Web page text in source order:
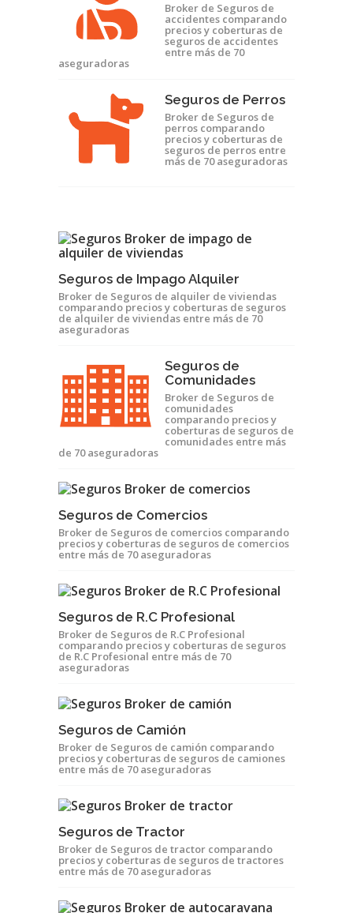
Broker de Seguros de
accidentes comparando
precios y coberturas de
seguros de accidentes
entre más de 70
aseguradoras
Seguros de Perros
Broker de Seguros de
perros comparando
precios y coberturas de
seguros de perros entre
más de 70 aseguradoras
Seguros de Impago Alquiler
Broker de Seguros de alquiler de viviendas
comparando precios y coberturas de seguros
de alquiler de viviendas entre más de 70
aseguradoras
Seguros de
Comunidades
Broker de Seguros de
comunidades
comparando precios y
coberturas de seguros de
comunidades entre más
de 70 aseguradoras
Seguros de Comercios
Broker de Seguros de comercios comparando
precios y coberturas de seguros de comercios
entre más de 70 aseguradoras
Seguros de R.C Profesional
Broker de Seguros de R.C Profesional
comparando precios y coberturas de seguros
de R.C Profesional entre más de 70
aseguradoras
Seguros de Camión
Broker de Seguros de camión comparando
precios y coberturas de seguros de camiones
entre más de 70 aseguradoras
Seguros de Tractor
Broker de Seguros de tractor comparando
precios y coberturas de seguros de tractores
entre más de 70 aseguradoras